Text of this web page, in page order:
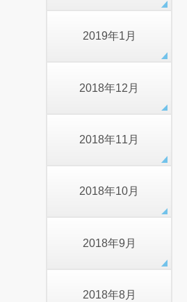
2019年1月
2018年12月
2018年11月
2018年10月
2018年9月
2018年8月